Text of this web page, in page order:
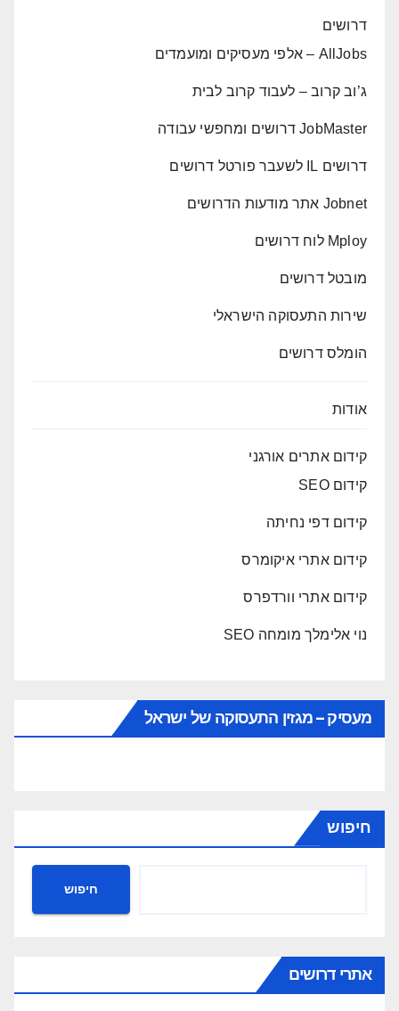
דרושים
AllJobs – אלפי מעסיקים ומועמדים
ג’וב קרוב – לעבוד קרוב לבית
JobMaster דרושים ומחפשי עבודה
דרושים IL לשעבר פורטל דרושים
Jobnet אתר מודעות הדרושים
Mploy לוח דרושים
מובטל דרושים
שירות התעסוקה הישראלי
הומלס דרושים
אודות
קידום אתרים אורגני
קידום SEO
קידום דפי נחיתה
קידום אתרי איקומרס
קידום אתרי וורדפרס
נוי אלימלך מומחה SEO
מעסיק – מגזין התעסוקה של ישראל
חיפוש
חיפוש
אתרי דרושים